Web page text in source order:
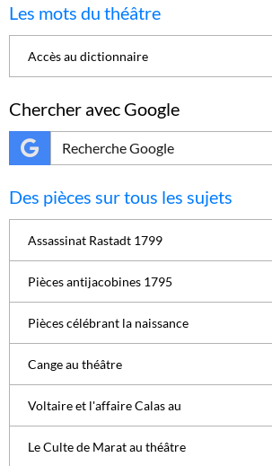
Les mots du théâtre
Accès au dictionnaire
Chercher avec Google
Des pièces sur tous les sujets
Assassinat Rastadt 1799
Pièces antijacobines 1795
Pièces célébrant la naissance
Cange au théâtre
Voltaire et l'affaire Calas au
Le Culte de Marat au théâtre